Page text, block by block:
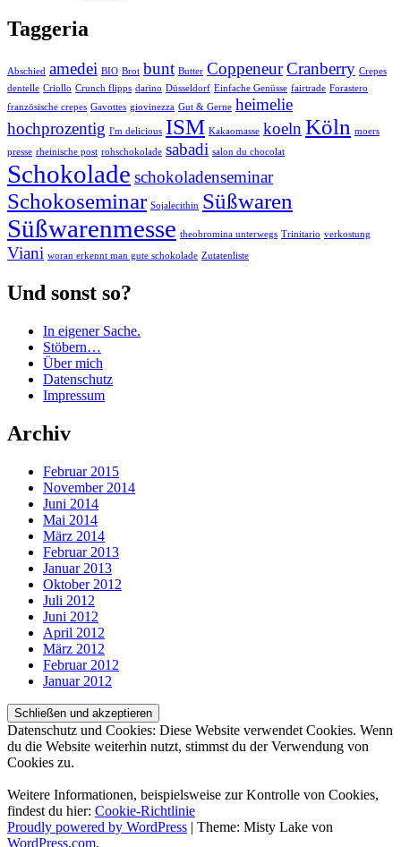
Taggeria
Abschied amedei BIO Brot bunt Butter CoppeneurCranberry Crepes
dentelle Criollo Crunch flipps darino Düsseldorf Einfache Genüsse fairtrade Forastero
französische crepes Gavottes giovinezza Gut & Gerne heimelie
hochprozentig I'm delicious ISM Kakaomasse koeln Köln moers
presse rheinische post rohschokolade sabadi salon du chocolat
Schokolade schokoladenseminar
Schokoseminar Sojalecithin Süßwaren
Süßwarenmesse theobromina unterwegs Trinitario verkostung
Viani woran erkennt man gute schokolade Zutatenliste
Und sonst so?
In eigener Sache.
Stöbern…
Über mich
Datenschutz
Impressum
Archiv
Februar 2015
November 2014
Juni 2014
Mai 2014
März 2014
Februar 2013
Januar 2013
Oktober 2012
Juli 2012
Juni 2012
April 2012
März 2012
Februar 2012
Januar 2012
Datenschutz und Cookies: Diese Website verwendet Cookies. Wenn
du die Website weiterhin nutzt, stimmst du der Verwendung von
Cookies zu.
Weitere Informationen, beispielsweise zur Kontrolle von Cookies,
findest du hier: Cookie-Richtlinie
Proudly powered by WordPress | Theme: Misty Lake von
WordPress.com.